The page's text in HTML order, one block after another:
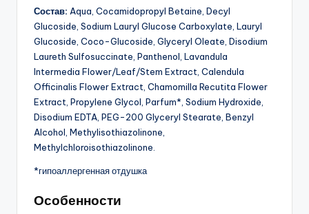
Состав: Aqua, Cocamidopropyl Betaine, Decyl
Glucoside, Sodium Lauryl Glucose Carboxylate, Lauryl
Glucoside, Coco-Glucoside, Glyceryl Oleate, Disodium
Laureth Sulfosuccinate, Panthenol, Lavandula
Intermedia Flower/Leaf/Stem Extract, Calendula
Officinalis Flower Extract, Chamomilla Recutita Flower
Extract, Propylene Glycol, Parfum*, Sodium Hydroxide,
Disodium EDTA, PEG-200 Glyceryl Stearate, Benzyl
Alcohol, Methylisothiazolinone,
Methylchloroisothiazolinone.
*гипоаллергенная отдушка
Особенности